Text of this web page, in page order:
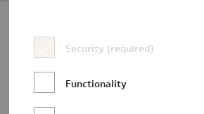
Security (required)
Functionality